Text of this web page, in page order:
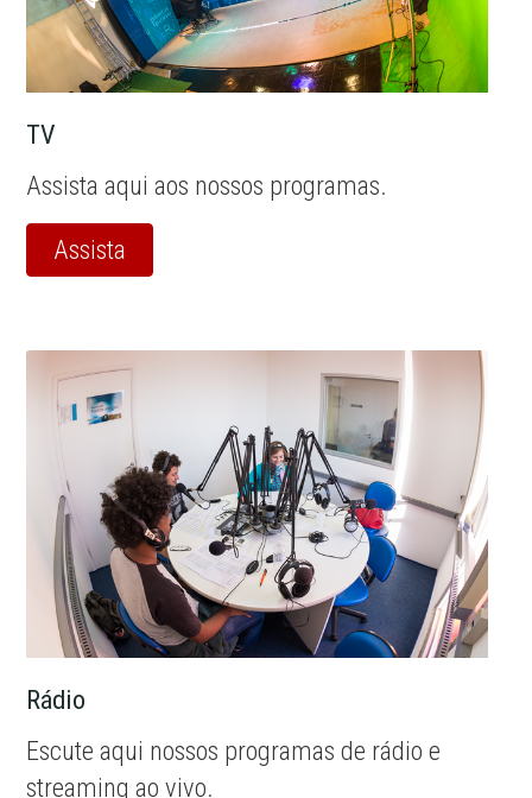
TV
Assista aqui aos nossos programas.
Assista
Rádio
Escute aqui nossos programas de rádio e
streaming ao vivo.